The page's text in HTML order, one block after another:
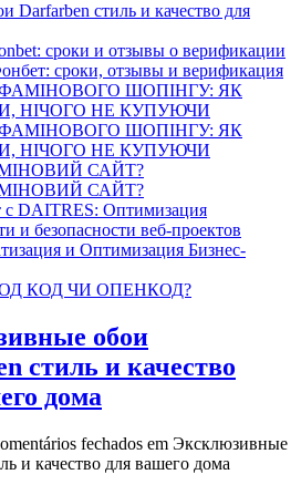
Darfarben стиль и качество для
сроки и отзывы о верификации
сроки, отзывы и верификация
ШОПІНГУ: ЯК
НІЧОГО НЕ КУПУЮЧИ
ШОПІНГУ: ЯК
НІЧОГО НЕ КУПУЮЧИ
САЙТ?
САЙТ?
с DAITRES: Оптимизация
и безопасности веб-проектов
и Оптимизация Бизнес-
КОД ЧИ ОПЕНКОД?
обои
стиль и качество
дома
fechados em Эксклюзивные
и качество для вашего дома